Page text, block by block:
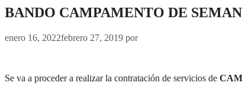
BANDO CAMPAMENTO DE
enero 16, 2022febrero 27, 2019 por
Se va a proceder a realizar la contratación de servicios de